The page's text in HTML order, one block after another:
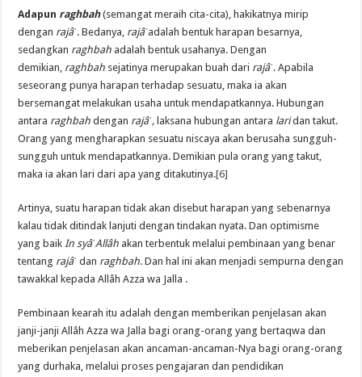
Adapun raghbah(semangat meraih cita-cita), hakikatnya mirip
dengan rajâˈ. Bedanya, rajâˈadalah bentuk harapan besarnya,
sedangkan raghbah adalah bentuk usahanya. Dengan
demikian, raghbah sejatinya merupakan buah dari rajâˈ. Apabila
seseorang punya harapan terhadap sesuatu, maka ia akan
bersemangat melakukan usaha untuk mendapatkannya. Hubungan
antara raghbah dengan rajâˈ, laksana hubungan antara laridan takut.
Orang yang mengharapkan sesuatu niscaya akan berusaha sungguh-
sungguh untuk mendapatkannya. Demikian pula orang yang takut,
maka ia akan lari dari apa yang ditakutinya.[6]
Artinya, suatu harapan tidak akan disebut harapan yang sebenarnya
kalau tidak ditindak lanjuti dengan tindakan nyata. Dan optimisme
yang baikIn syâˈAllâh akan terbentuk melalui pembinaan yang benar
tentang rajâˈ dan raghbah. Dan hal ini akan menjadi sempurna dengan
tawakkal kepada Allâh Azza wa Jalla .
Pembinaan kearah itu adalah dengan memberikan penjelasan akan
janji-janji Allâh Azza wa Jalla bagi orang-orang yang bertaqwa dan
meberikan penjelasan akan ancaman-ancaman-Nya bagi orang-orang
yang durhaka, melalui proses pengajaran dan pendidikan